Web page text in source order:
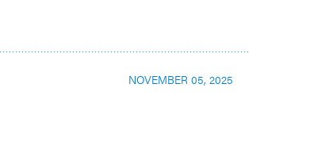
NOVEMBER 05, 2025